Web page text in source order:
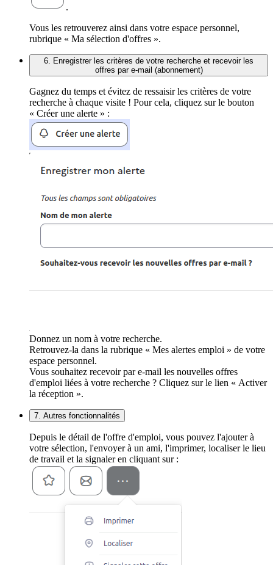
.
Vous les retrouverez ainsi dans votre espace personnel,
rubrique « Ma sélection d'offres ».
6. Enregistrer les critères de votre recherche et recevoir les
offres par e-mail (abonnement)
Gagnez du temps et évitez de ressaisir les critères de votre
recherche à chaque visite ! Pour cela, cliquez sur le bouton
« Créer une alerte » :
Donnez un nom à votre recherche.
Retrouvez-la dans la rubrique « Mes alertes emploi » de votre
espace personnel.
Vous souhaitez recevoir par e-mail les nouvelles offres
d'emploi liées à votre recherche ? Cliquez sur le lien « Activer
la réception ».
7. Autres fonctionnalités
Depuis le détail de l'offre d'emploi, vous pouvez l'ajouter à
votre sélection, l'envoyer à un ami, l'imprimer, localiser le lieu
de travail et la signaler en cliquant sur :